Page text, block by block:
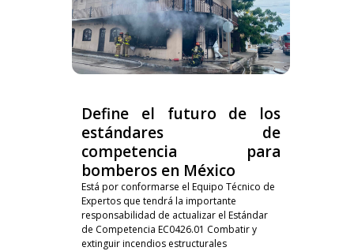
Define el futuro de los
estándares de
competencia para
bomberos en México
Está por conformarse el Equipo Técnico de
Expertos que tendrá la importante
responsabilidad de actualizar el Estándar
de Competencia EC0426.01 Combatir y
extinguir incendios estructurales